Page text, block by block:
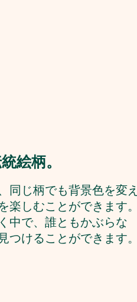
絵柄。
同じ柄でも背景色を変え
楽しむことができます。
中で、誰ともかぶらな
つけることができます。